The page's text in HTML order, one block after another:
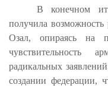
В конечном
получила возможность
Озал, опираясь на
чувствительность
радикальных
создании федерации,